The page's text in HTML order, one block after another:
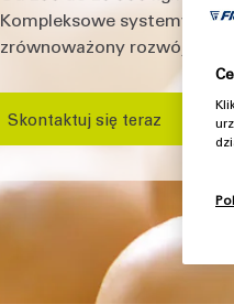
Kompleksowe systemy
zrównoważony rozwój i uzysk
Skontaktuj się teraz